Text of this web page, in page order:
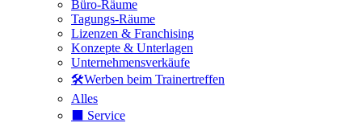
Büro-Räume
Tagungs-Räume
Lizenzen & Franchising
Konzepte & Unterlagen
Unternehmensverkäufe
🛠️Werben beim Trainertreffen
Alles
⬛️ Service